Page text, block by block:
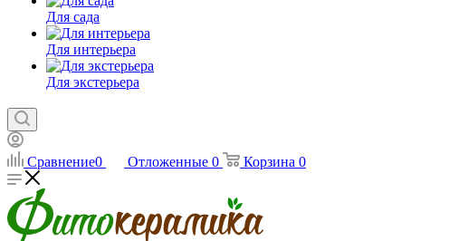
Для сада
Для интерьера
Для экстерьера
Сравнение0 Отложенные 0 Корзина 0